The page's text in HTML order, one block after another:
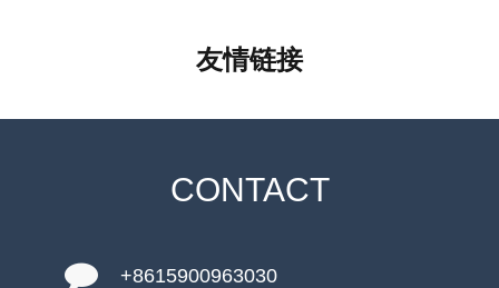
友情链接
CONTACT
+8615900963030